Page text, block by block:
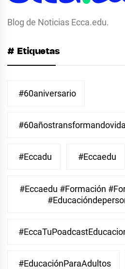
Blog de Noticias Ecca.edu.
# Etiquetas
#60aniversario
#eccadu #eccaedu
#eccaedu #formación
#EducaciónParaAdultos